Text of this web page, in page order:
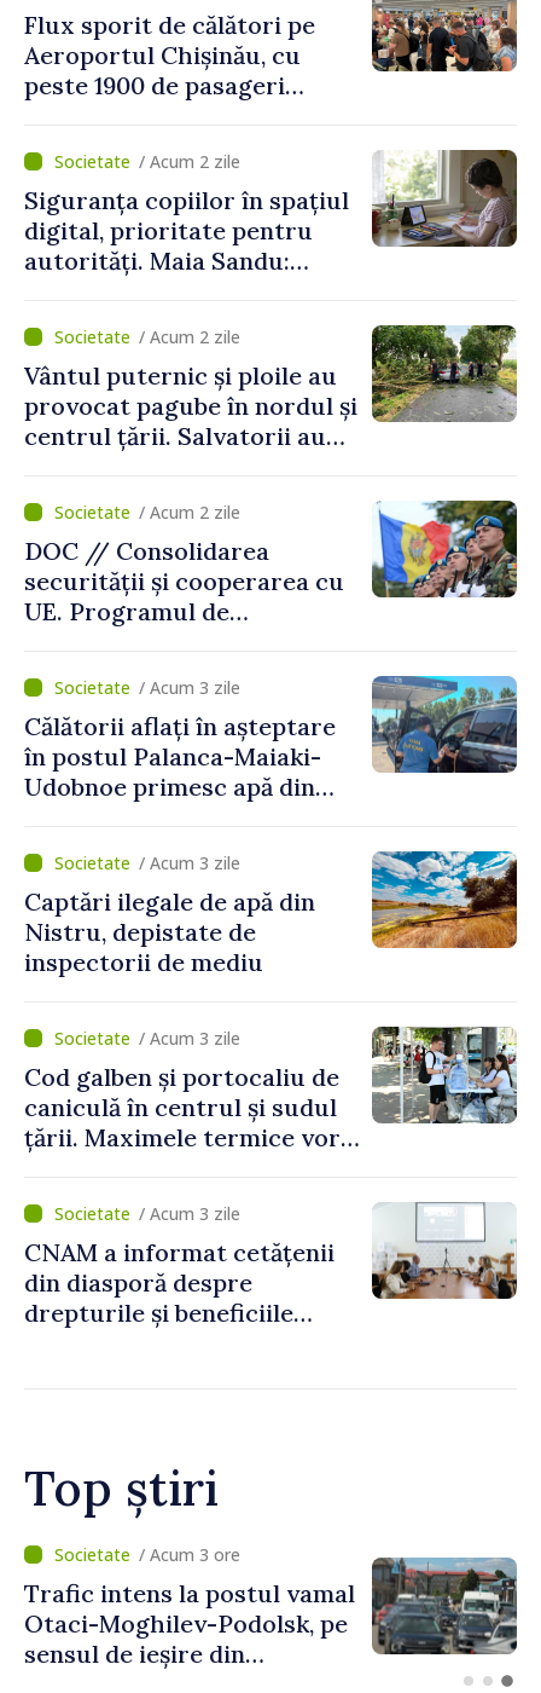
Flux sporit de călători pe
Aeroportul Chișinău, cu
peste 1900 de pasageri
de vârf a concediilor
/ Acum 2 zile
Siguranța copiilor în spațiul
digital, prioritate pentru
autorități. Maia Sandu:
mecanisme care să-i
protejeze”/ Acum 2 zile
Vântul puternic și ploile au
provocat pagube în nordul și
centrul țării. Salvatorii au
/ Acum 2 zile
DOC // Consolidarea
securității și cooperarea cu
UE. Programul de
Naționale de Apărare pentru
perioada 2024–2034,
publicat în Monitorul Oficial
/ Acum 3 zile
Călătorii aflați în așteptare
în postul Palanca-Maiaki-
Udobnoe primesc apă din
și a polițiștilor de frontieră
/ Acum 3 zile
Captări ilegale de apă din
Nistru, depistate de
inspectorii de mediu
/ Acum 3 zile
Cod galben și portocaliu de
caniculă în centrul și sudul
țării. Maximele termice vor
/ Acum 3 zile
CNAM a informat cetățenii
din diasporă despre
drepturile și beneficiile
Top știri
/ Acum 1 oră
Judocanul Vladimir Iacomi a
cucerit bronzul la Cupa
Europei de tineret de la